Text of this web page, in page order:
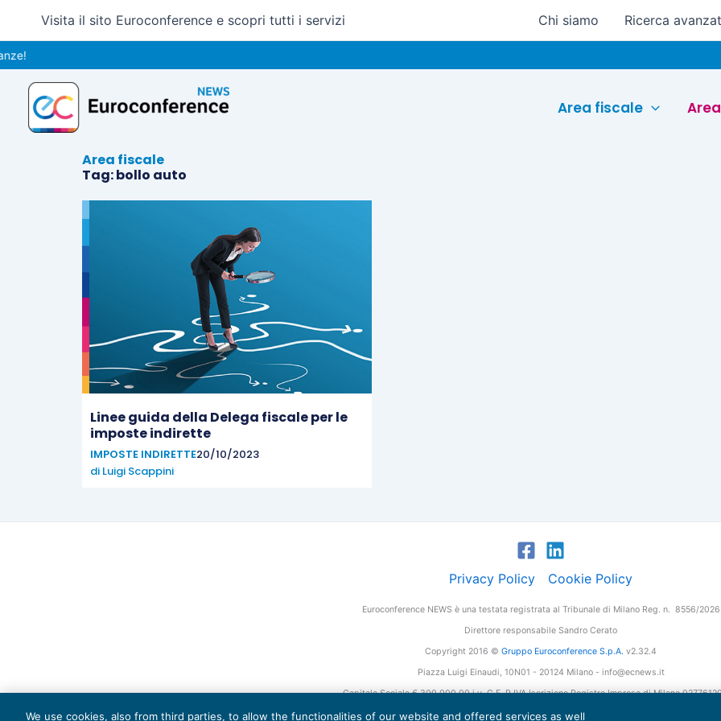
contenuto
Visita il sito Euroconference e scopri tutti i servizi Chi siamo Ricerca
Area fiscale
Area fiscale
Tag: bollo auto
Linee guida della Delega fiscale per le
imposte indirette
IMPOSTE INDIRETTE20/10/2023
di Luigi Scappini
Privacy Policy Cookie Policy
Euroconference NEWS è una testata registrata al Tribunale di Milano Reg. n. 8556/2026
Direttore responsabile Sandro Cerato
Copyright 2016 © Gruppo Euroconference S.p.A. v2.32.4
Piazza Luigi Einaudi, 10N01 - 20124 Milano - info@ecnews.it
Capitale Sociale € 300.000,00 i.v. C.F. P.IVA Iscrizione Registro Imprese di Milano
We use cookies, also from third parties, to allow the functionalities of our website and offered services as well